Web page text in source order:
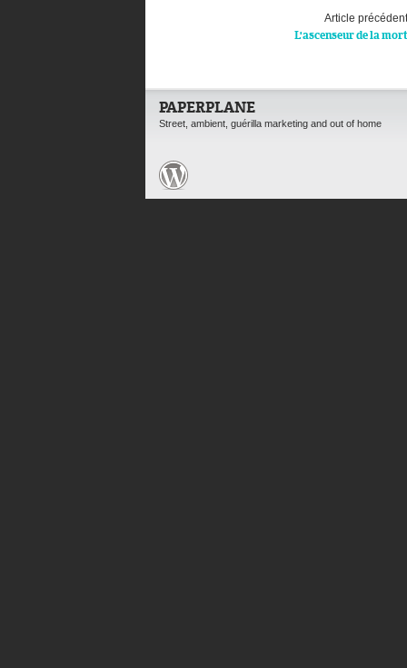
Article précédent
L'ascenseur de la mort
PAPERPLANE
Street, ambient, guérilla marketing and out of home